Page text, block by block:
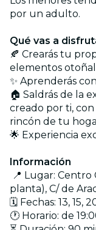
por un adulto.
Qué vas a
🍂 Crearás tu
elementos
✨ Aprenderás
🏠 Saldrás de la
creado por ti,
rincón de tu
🌟 Experiencia
Información
📍 Lugar:
planta), C/ de
🗓️ Fechas: 13, 15,
🕐 Horario: de